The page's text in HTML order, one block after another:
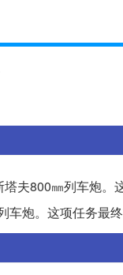
夫800㎜列车炮。
炮。这项任务最